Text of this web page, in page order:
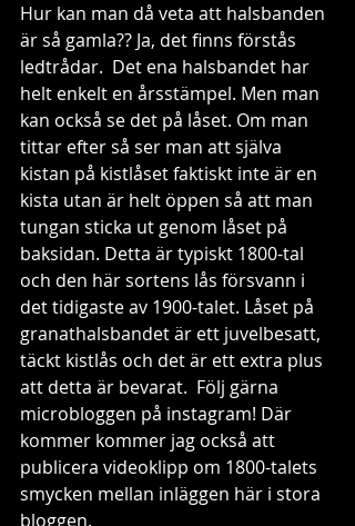
Hur kan man då veta att halsbanden
är så gamla?? Ja, det finns förstås
ledtrådar.  Det ena halsbandet har
helt enkelt en årsstämpel. Men man
kan också se det på låset. Om man
tittar efter så ser man att själva
kistan på kistlåset faktiskt inte är en
kista utan är helt öppen så att man
tungan sticka ut genom låset på
baksidan. Detta är typiskt 1800-tal
och den här sortens lås försvann i
det tidigaste av 1900-talet. Låset på
granathalsbandet är ett juvelbesatt,
täckt kistlås och det är ett extra plus
att detta är bevarat.  Följ gärna
microbloggen på instagram! Där
kommer kommer jag också att
publicera videoklipp om 1800-talets
smycken mellan inläggen här i stora
bloggen.